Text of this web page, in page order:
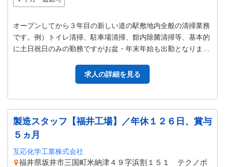
オープンしてから３年目の新しい道の駅敷地内全般の清掃業務
です。例）トイレ清掃、駐車場清掃、館内除菌清掃等、基本的
に土日祝日のみの勤務ですがお盆・年末年始も出勤となりま
求人の詳細を見る
製造スタッフ【福井工場】／年休１２６日、賞与
５ヵ月
互応化学工業株式会社
福井県坂井市三国町米納津４９字浜割１５１ テクノポ